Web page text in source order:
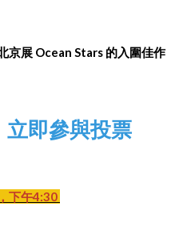
京展 Ocean Stars 的入圍佳作
即參與投票
下午4:30